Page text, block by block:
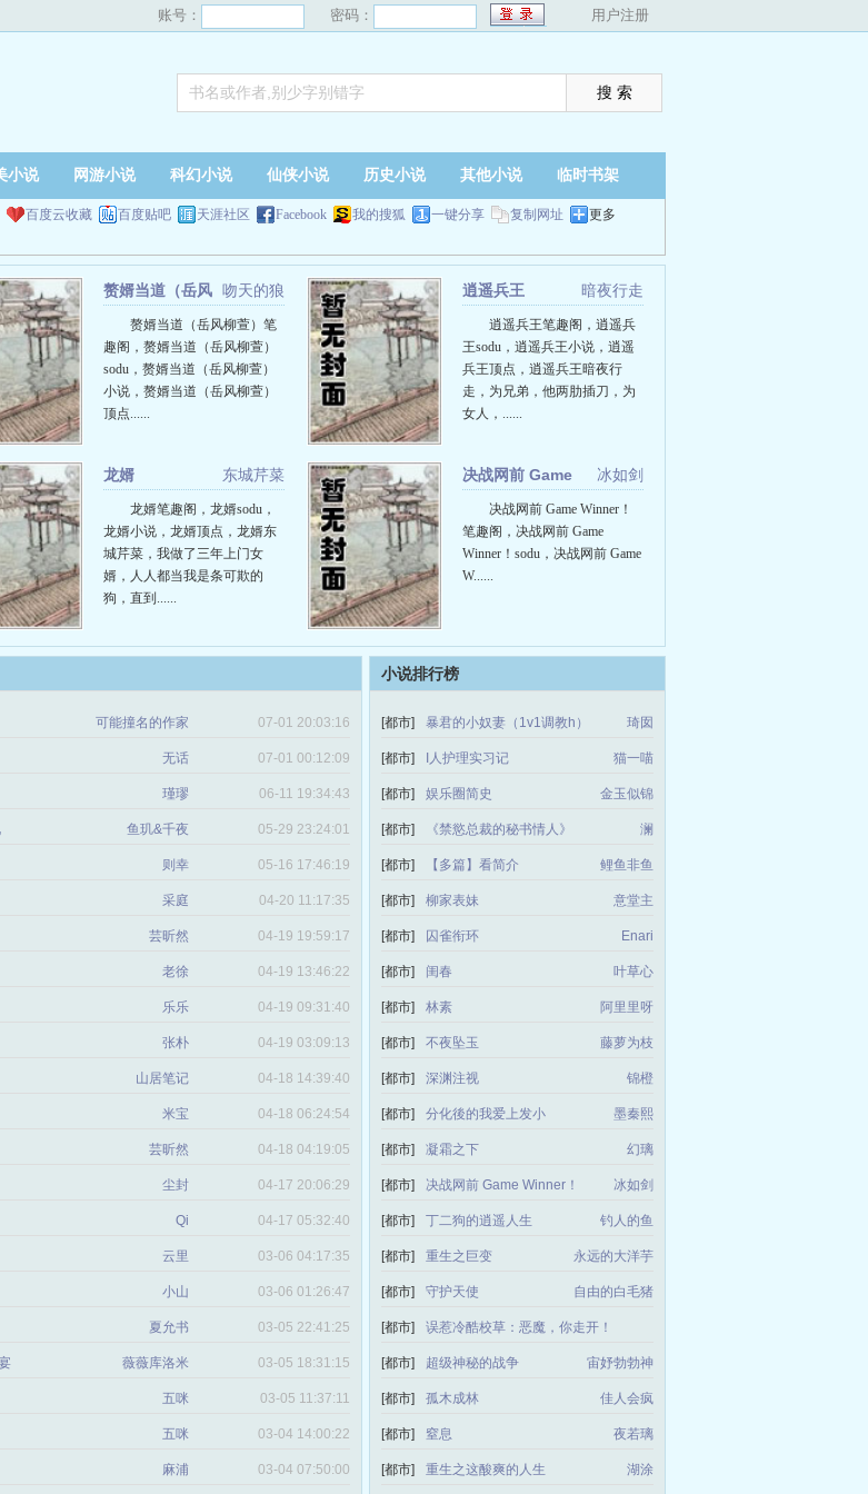
账号： 密码： 用户注册
小说 网游小说 科幻小说 仙侠小说 历史小说 其他小说 临时书架
百度云收藏 百度贴吧 天涯社区 Facebook 我的搜狐 一键分享 复制网址 更多
吻天的狼
赘婿当道（岳风
柳萱）赘婿当道（岳风柳萱）笔
趣阁，赘婿当道（岳风柳萱）
sodu，赘婿当道（岳风柳萱）
小说，赘婿当道（岳风柳萱）
顶点......
暗夜行走
逍遥兵王
逍遥兵王笔趣阁，逍遥兵
王sodu，逍遥兵王小说，逍遥
兵王顶点，逍遥兵王暗夜行
走，为兄弟，他两肋插刀，为
女人，......
东城芹菜
龙婿
龙婿笔趣阁，龙婿sodu，
龙婿小说，龙婿顶点，龙婿东
城芹菜，我做了三年上门女
婿，人人都当我是条可欺的
狗，直到......
冰如剑
决战网前 Game
Winner！
决战网前 Game Winner！
笔趣阁，决战网前 Game
Winner！sodu，决战网前 Game
W......
可能撞名的作家 07-01 20:03:16
无话 07-01 00:12:09
瑾璆 06-11 19:34:43
鱼玑&千夜 05-29 23:24:01
则幸 05-16 17:46:19
采庭 04-20 11:17:35
芸昕然 04-19 19:59:17
老徐 04-19 13:46:22
乐乐 04-19 09:31:40
张朴 04-19 03:09:13
山居笔记 04-18 14:39:40
米宝 04-18 06:24:54
芸昕然 04-18 04:19:05
尘封 04-17 20:06:29
Qi 04-17 05:32:40
云里 03-06 04:17:35
小山 03-06 01:26:47
夏允书 03-05 22:41:25
薇薇库洛米 03-05 18:31:15
五咪 03-05 11:37:11
五咪 03-04 14:00:22
麻浦 03-04 07:50:00
小说排行榜
[都市] 暴君的小奴妻（1v1调教h） 琦囡
[都市] I人护理实习记 猫一喵
[都市] 娱乐圈简史 金玉似锦
[都市] 《禁慾总裁的秘书情人》 澜
[都市] 【多篇】看简介 鲤鱼非鱼
[都市] 柳家表妹 意堂主
[都市] 囚雀衔环 Enari
[都市] 闺春 叶草心
[都市] 林素 阿里里呀
[都市] 不夜坠玉 藤萝为枝
[都市] 深渊注视 锦橙
[都市] 分化後的我爱上发小 墨秦熙
[都市] 凝霜之下 幻璃
[都市] 决战网前 Game Winner！ 冰如剑
[都市] 丁二狗的逍遥人生 钓人的鱼
[都市] 重生之巨变 永远的大洋芋
[都市] 守护天使 自由的白毛猪
[都市]
误惹冷酷校草：恶魔，你走开！
娴雅玫瑰
[都市] 超级神秘的战争 宙妤勃勃神
[都市] 孤木成林 佳人会疯
[都市] 窒息 夜若璃
[都市] 重生之这酸爽的人生 湖涂